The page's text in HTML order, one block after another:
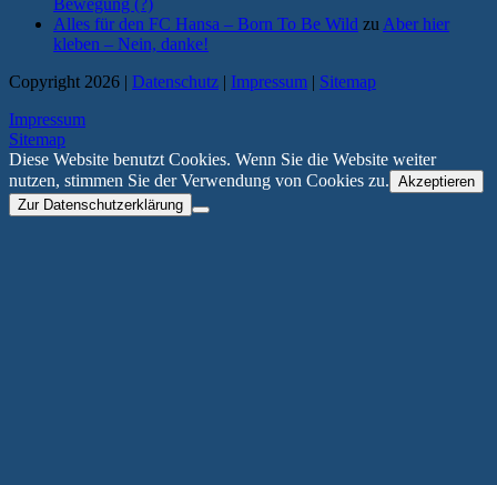
Alles für den FC Hansa – Born To Be Wild zu Aber hier
kleben – Nein, danke!
Copyright 2026 | Datenschutz | Impressum | Sitemap
Impressum
Sitemap
Diese Website benutzt Cookies. Wenn Sie die Website weiter
nutzen, stimmen Sie der Verwendung von Cookies zu. Akzeptieren
Zur Datenschutzerklärung